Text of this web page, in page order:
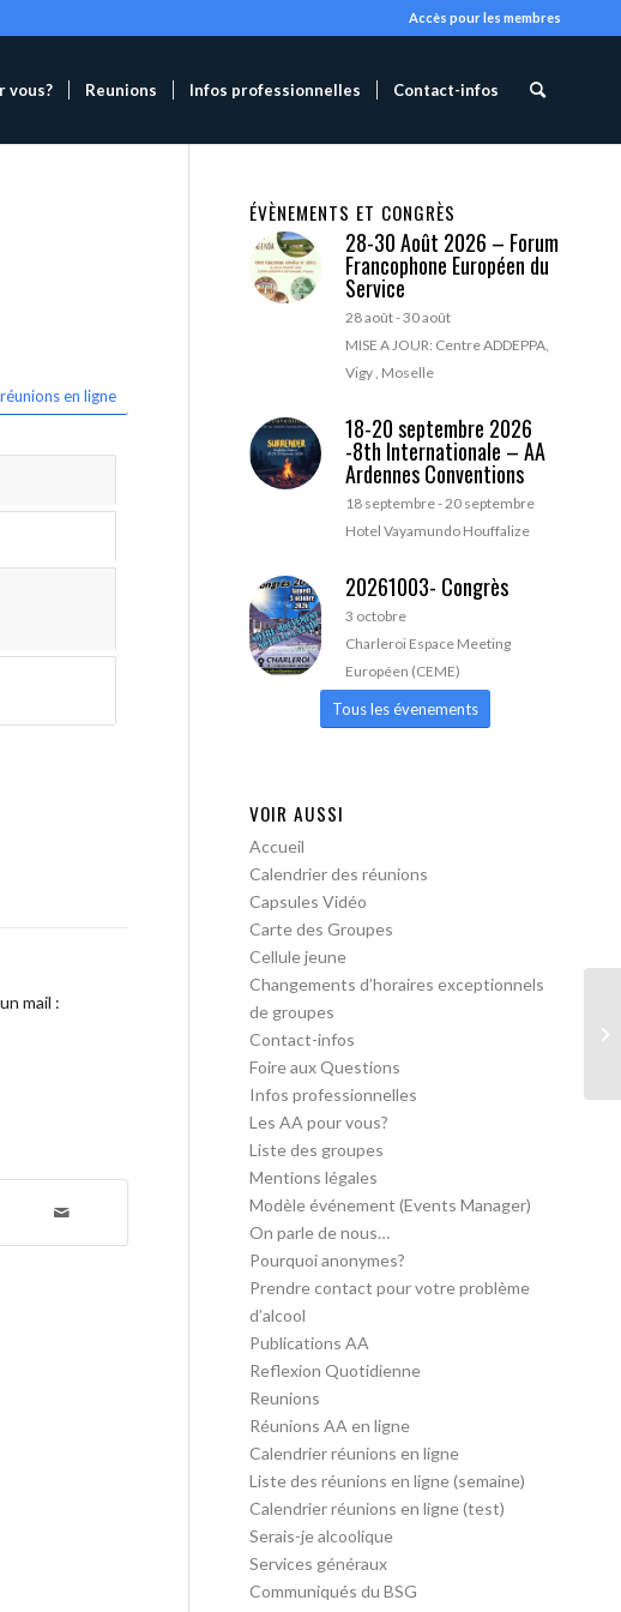
Accès pour les membres
vous? Reunions Infos professionnelles Contact-infos
en ligne
mail :
ÉVÈNEMENTS ET CONGRÈS
28-30 Août 2026 – Forum
Francophone Européen du
Service
28 août-30 août
MISE A JOUR: Centre ADDEPPA,
Vigy , Moselle
18-20 septembre 2026
-8th Internationale – AA
Ardennes Conventions
18 septembre-20 septembre
Hotel Vayamundo Houffalize
20261003- Congrès
3 octobre
Charleroi Espace Meeting
Européen (CEME)
Tous les évenements
VOIR AUSSI
Accueil
Calendrier des réunions
Capsules Vidéo
Carte des Groupes
Cellule jeune
Changements d’horaires exceptionnels
de groupes
Contact-infos
Foire aux Questions
Infos professionnelles
Les AA pour vous?
Liste des groupes
Mentions légales
Modèle événement (Events Manager)
On parle de nous…
Pourquoi anonymes?
Prendre contact pour votre problème
d’alcool
Publications AA
Reflexion Quotidienne
Reunions
Réunions AA en ligne
Calendrier réunions en ligne
Liste des réunions en ligne (semaine)
Calendrier réunions en ligne (test)
Serais-je alcoolique
Services généraux
Communiqués du BSG